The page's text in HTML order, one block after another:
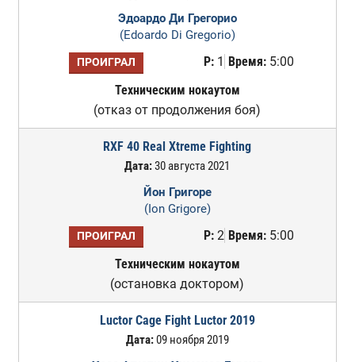
Эдоардо Ди Грегорио
(Edoardo Di Gregorio)
ПРОИГРАЛ Р:1 Время:5:00
Техническим нокаутом
(отказ от продолжения боя)
RXF 40 Real Xtreme Fighting
Дата:30 августа 2021
Йон Григоре
(Ion Grigore)
ПРОИГРАЛ Р:2 Время:5:00
Техническим нокаутом
(остановка доктором)
Luctor Cage Fight Luctor 2019
Дата:09 ноября 2019